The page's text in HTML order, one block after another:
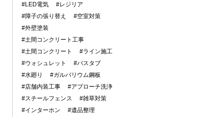
#LED電気
#レジリア
#障子の張り替え
#空室対策
#外壁塗装
#土間コンクリート工事
#土間コンクリート
#ライン施工
#ウォシュレット
#バスタブ
#水廻り
#ガルバリウム鋼板
#店舗内装工事
#アプローチ洗浄
#スチールフェンス
#雑草対策
#インターホン
#遺品整理